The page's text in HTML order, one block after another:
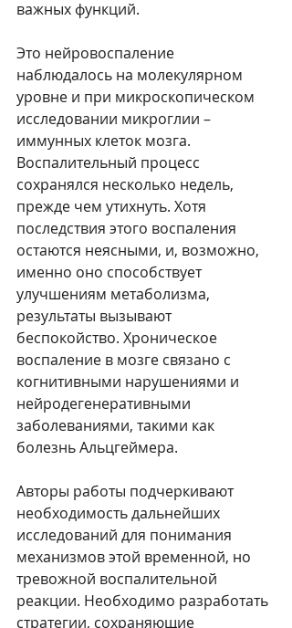
важных функций.
Это нейровоспаление
наблюдалось на молекулярном
уровне и при микроскопическом
исследовании микроглии –
иммунных клеток мозга.
Воспалительный процесс
сохранялся несколько недель,
прежде чем утихнуть. Хотя
последствия этого воспаления
остаются неясными, и, возможно,
именно оно способствует
улучшениям метаболизма,
результаты вызывают
беспокойство. Хроническое
воспаление в мозге связано с
когнитивными нарушениями и
нейродегенеративными
заболеваниями, такими как
болезнь Альцгеймера.
Авторы работы подчеркивают
необходимость дальнейших
исследований для понимания
механизмов этой временной, но
тревожной воспалительной
реакции. Необходимо разработать
стратегии, сохраняющие